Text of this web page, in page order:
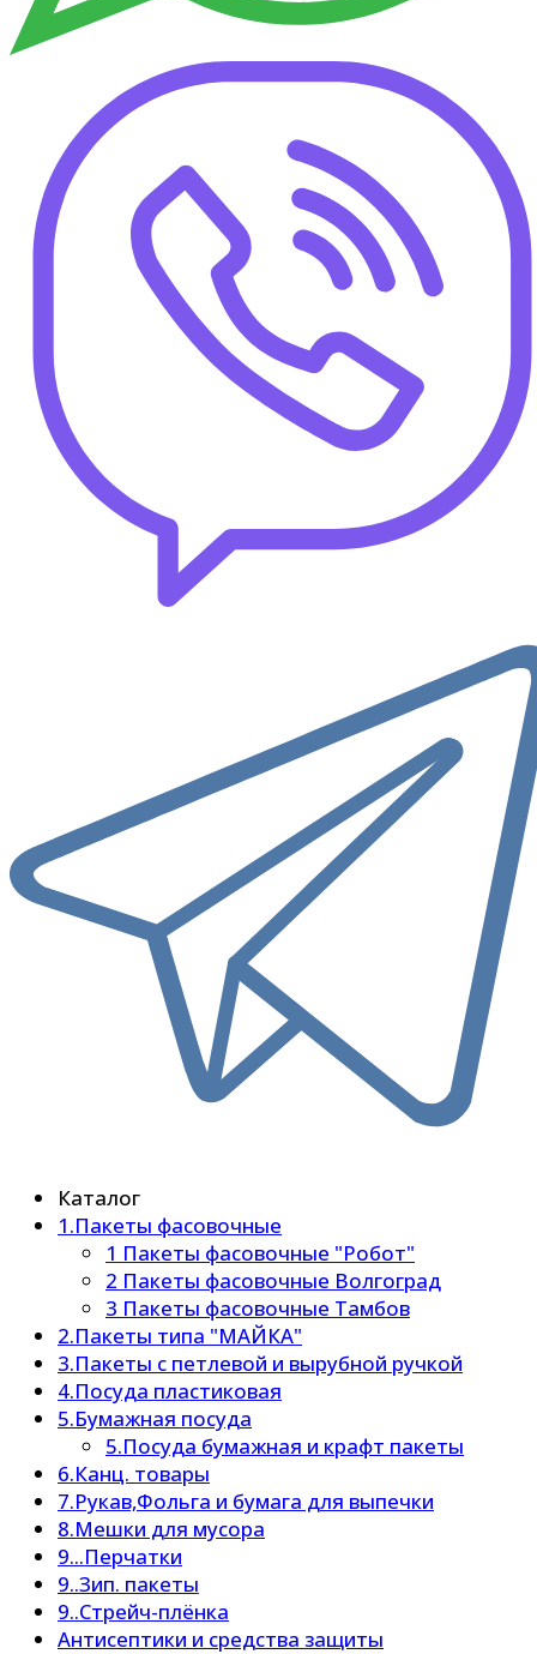
Каталог
1.Пакеты фасовочные
1 Пакеты фасовочные "Робот"
2 Пакеты фасовочные Волгоград
3 Пакеты фасовочные Тамбов
2.Пакеты типа "МАЙКА"
3.Пакеты с петлевой и вырубной ручкой
4.Посуда пластиковая
5.Бумажная посуда
5.Посуда бумажная и крафт пакеты
6.Канц. товары
7.Рукав,Фольга и бумага для выпечки
8.Мешки для мусора
9...Перчатки
9..Зип. пакеты
9..Стрейч-плёнка
Антисептики и средства защиты